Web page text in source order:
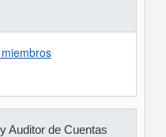
Auditor de Cuentas